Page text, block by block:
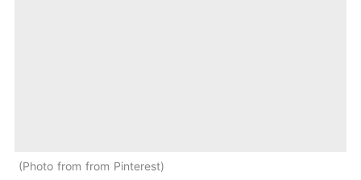
Photo from from Pinterest